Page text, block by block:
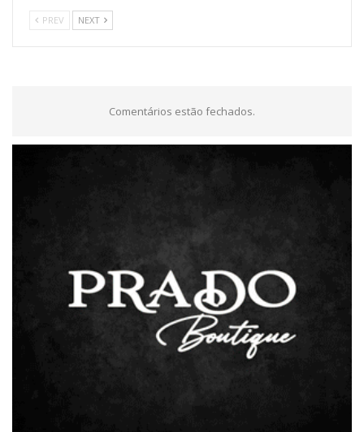
PREV NEXT
Comentários estão fechados.